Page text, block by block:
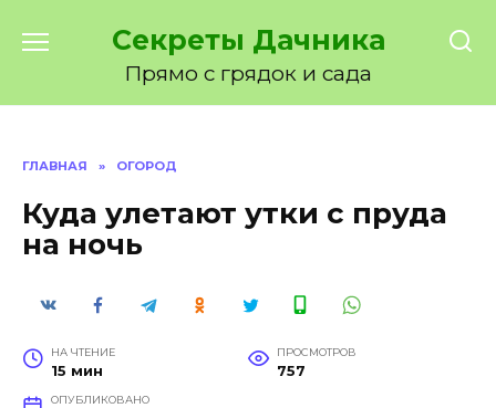
Секреты Дачника
Прямо с грядок и сада
ГЛАВНАЯ » ОГОРОД
Куда улетают утки с пруда
на ночь
НА ЧТЕНИЕ
15 мин
ПРОСМОТРОВ
757
ОПУБЛИКОВАНО